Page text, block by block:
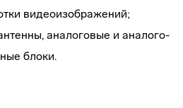
видеоизображений;
аналоговые и аналого-
блоки.